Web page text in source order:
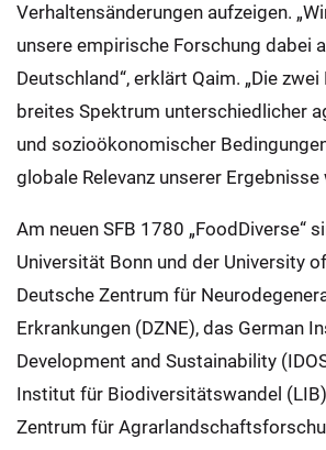
Verhaltensänderungen aufzeigen.
unsere empirische Forschung dabei
Deutschland“, erklärt Qaim. „Die
breites Spektrum unterschiedlicher
und sozioökonomischer
globale Relevanz unserer
Am neuen SFB 1780 „FoodDiverse“
Universität Bonn und der University
Deutsche Zentrum für
Erkrankungen (DZNE), das German
Development and Sustainability
Institut für Biodiversitätswandel
Zentrum für